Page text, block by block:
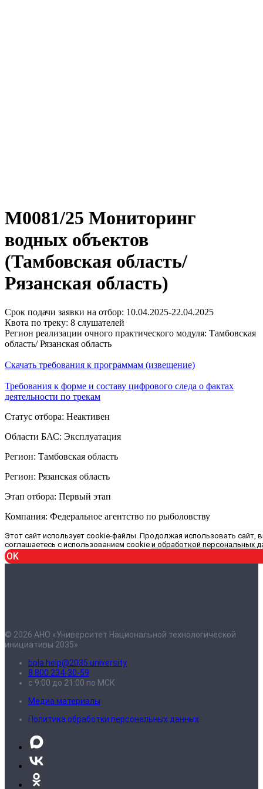
М0081/25 Мониторинг
водных объектов
(Тамбовская область/
Рязанская область)
Срок подачи заявки на отбор: 10.04.2025-22.04.2025
Квота по треку: 8 слушателей
Регион реализации очного практического модуля: Тамбовская
область/ Рязанская область
Скачать требования к программам (извещение)
Требования к форме и составу цифрового следа о фактах
деятельности по трекам
Статус отбора: Неактивен
Области БАС: Эксплуатация
Регион: Тамбовская область
Регион: Рязанская область
Этап отбора: Первый этап
Компания: Федеральное агентство по рыболовству
Этот сайт использует cookie-файлы. Продолжая использовать сайт,
соглашаетесь с использованием cookie и обработкой персональных
OK
© 2026 АНО «Университет Национальной технологической
инициативы 2035»
bpla.help@2035.university
8 800 234-30-59
с 9:00 до 21:00 по МСК
Медиа материалы
Политика обработки персональных данных